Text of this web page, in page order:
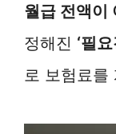
월급 전액이
정해진 ‘필
로 보험료를